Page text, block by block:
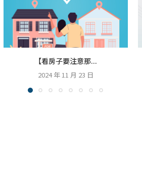
【看房子要注意那...
2024 年 11 月 23 日